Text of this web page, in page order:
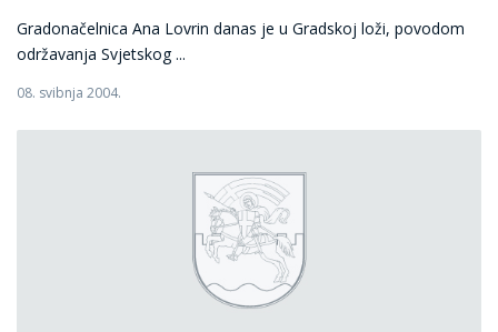
Gradonačelnica Ana Lovrin danas je u Gradskoj loži, povodom
održavanja Svjetskog ...
08. svibnja 2004.